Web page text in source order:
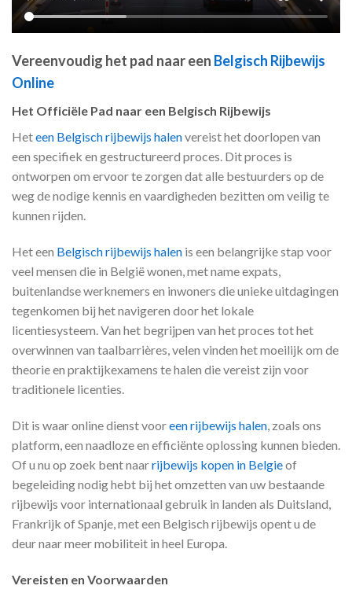
Vereenvoudig het pad naar een Belgisch Rijbewijs
Online
Het Officiële Pad naar een Belgisch Rijbewijs
Heteen Belgisch rijbewijs halenvereist het doorlopen van
een specifiek en gestructureerd proces. Dit proces is
ontworpen om ervoor te zorgen dat alle bestuurders op de
weg de nodige kennis en vaardigheden bezitten om veilig te
kunnen rijden.
Het een Belgisch rijbewijs halen is een belangrijke stap voor
veel mensen die in België wonen, met name expats,
buitenlandse werknemers en inwoners die unieke uitdagingen
tegenkomen bij het navigeren door het lokale
licentiesysteem. Van het begrijpen van het proces tot het
overwinnen van taalbarrières, velen vinden het moeilijk om de
theorie en praktijkexamens te halen die vereist zijn voor
traditionele licenties.
Dit is waar online dienst vooreen rijbewijs halen, zoals ons
platform, een naadloze en efficiënte oplossing kunnen bieden.
Of u nu op zoek bent naarrijbewijs kopen in Belgieof
begeleiding nodig hebt bij het omzetten van uw bestaande
rijbewijs voor internationaal gebruik in landen als Duitsland,
Frankrijk of Spanje, met een Belgisch rijbewijs opent u de
deur naar meer mobiliteit in heel Europa.
Vereisten en Voorwaarden